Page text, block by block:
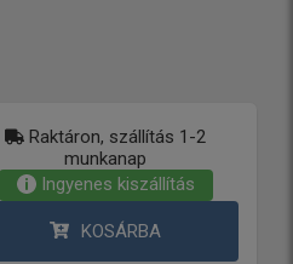
Raktáron, szállítás 1-2
munkanap
Ingyenes kiszállítás
KOSÁRBA